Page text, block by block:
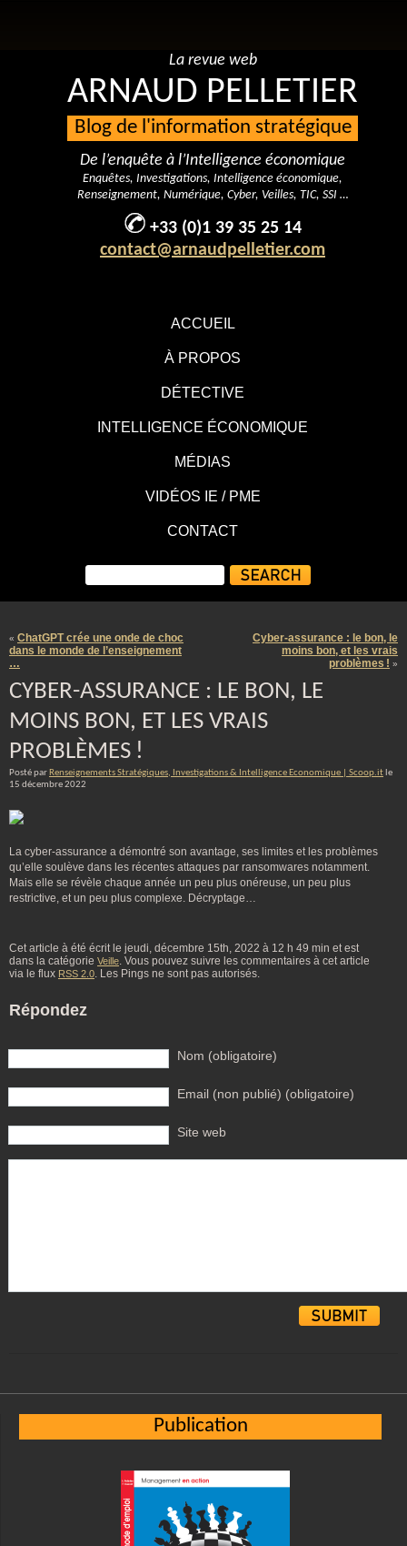
ACCUEIL
À PROPOS
DÉTECTIVE
INTELLIGENCE ÉCONOMIQUE
MÉDIAS
VIDÉOS IE / PME
CONTACT
La revue web
ARNAUD PELLETIER
Blog de l'information stratégique
De l’enquête à l’Intelligence économique
Enquêtes, Investigations, Intelligence économique,
Renseignement, Numérique, Cyber, Veilles, TIC, SSI …
+33 (0)1 39 35 25 14
contact@arnaudpelletier.com
« ChatGPT crée une onde de choc
dans le monde de l’enseignement
…
Cyber-assurance : le bon, le
moins bon, et les vrais
problèmes ! »
CYBER-ASSURANCE : LE BON, LE
MOINS BON, ET LES VRAIS
PROBLÈMES !
Posté par Renseignements Stratégiques, Investigations & Intelligence Economique | Scoop.it le
15 décembre 2022
La cyber-assurance a démontré son avantage, ses limites et les problèmes
qu’elle soulève dans les récentes attaques par ransomwares notamment.
Mais elle se révèle chaque année un peu plus onéreuse, un peu plus
restrictive, et un peu plus complexe. Décryptage…
Cet article à été écrit le jeudi, décembre 15th, 2022 à 12 h 49 min et est
dans la catégorie Veille. Vous pouvez suivre les commentaires à cet article
via le flux RSS 2.0. Les Pings ne sont pas autorisés.
Répondez
Nom (obligatoire)
Email (non publié) (obligatoire)
Site web
Publication